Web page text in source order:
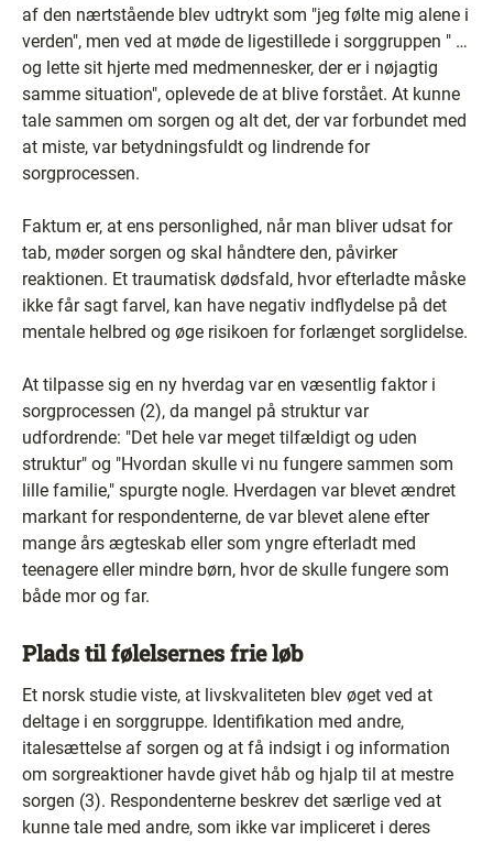
af den nærtstående blev udtrykt som "jeg følte mig alene i
verden", men ved at møde de ligestillede i sorggruppen " …
og lette sit hjerte med medmennesker, der er i nøjagtig
samme situation", oplevede de at blive forstået. At kunne
tale sammen om sorgen og alt det, der var forbundet med
at miste, var betydningsfuldt og lindrende for
sorgprocessen.
Faktum er, at ens personlighed, når man bliver udsat for
tab, møder sorgen og skal håndtere den, påvirker
reaktionen. Et traumatisk dødsfald, hvor efterladte måske
ikke får sagt farvel, kan have negativ indflydelse på det
mentale helbred og øge risikoen for forlænget sorglidelse.
At tilpasse sig en ny hverdag var en væsentlig faktor i
sorgprocessen (2), da mangel på struktur var
udfordrende: "Det hele var meget tilfældigt og uden
struktur" og "Hvordan skulle vi nu fungere sammen som
lille familie," spurgte nogle. Hverdagen var blevet ændret
markant for respondenterne, de var blevet alene efter
mange års ægteskab eller som yngre efterladt med
teenagere eller mindre børn, hvor de skulle fungere som
både mor og far.
Plads til følelsernes frie løb
Et norsk studie viste, at livskvaliteten blev øget ved at
deltage i en sorggruppe. Identifikation med andre,
italesættelse af sorgen og at få indsigt i og information
om sorgreaktioner havde givet håb og hjalp til at mestre
sorgen (3). Respondenterne beskrev det særlige ved at
kunne tale med andre, som ikke var impliceret i deres